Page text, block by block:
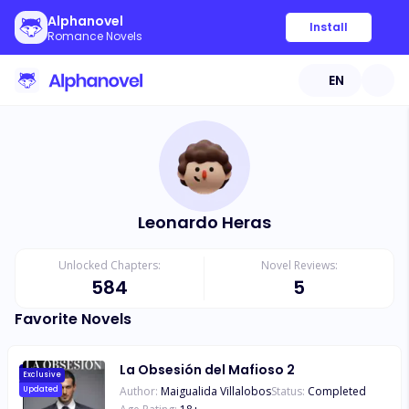
Alphanovel
Romance Novels
Install
EN
Leonardo Heras
Unlocked Chapters:
584
Novel Reviews:
5
Favorite Novels
Exclusive
Updated
La Obsesión del Mafioso 2
Author: Maigualida VillalobosStatus: Completed